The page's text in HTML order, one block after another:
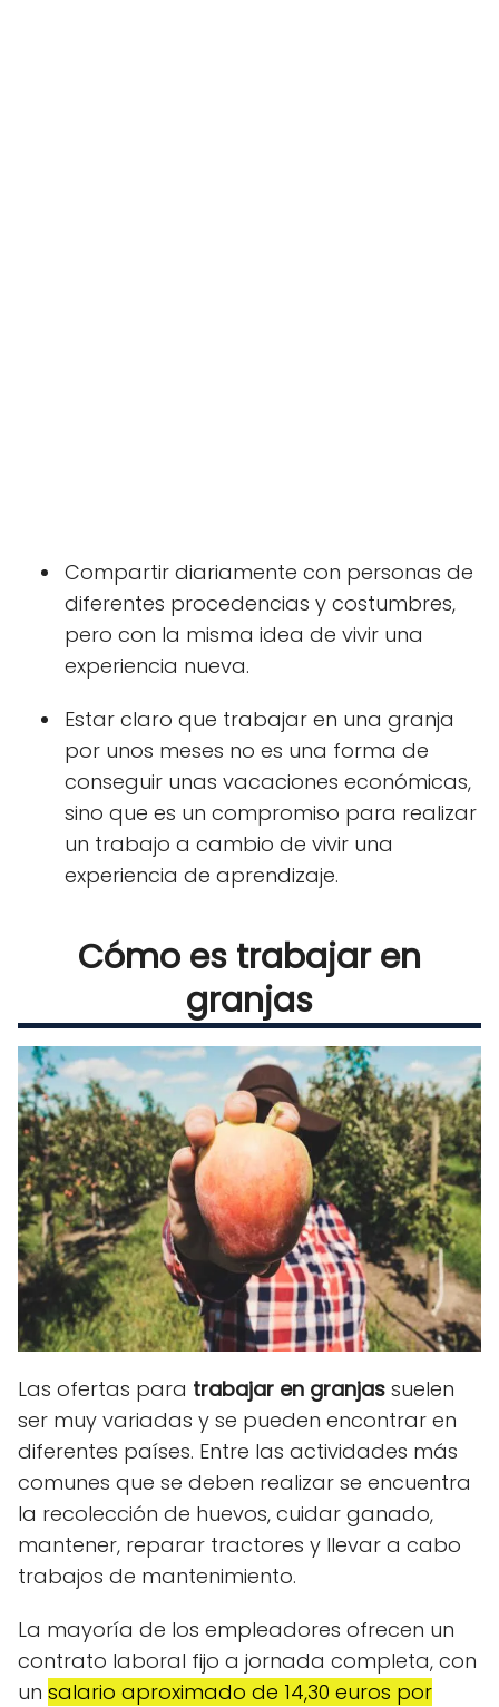
Compartir diariamente con personas de
diferentes procedencias y costumbres,
pero con la misma idea de vivir una
experiencia nueva.
Estar claro que trabajar en una granja
por unos meses no es una forma de
conseguir unas vacaciones económicas,
sino que es un compromiso para realizar
un trabajo a cambio de vivir una
experiencia de aprendizaje.
Cómo es trabajar en
granjas
Las ofertas para trabajar en granjas suelen
ser muy variadas y se pueden encontrar en
diferentes países. Entre las actividades más
comunes que se deben realizar se encuentra
la recolección de huevos, cuidar ganado,
mantener, reparar tractores y llevar a cabo
trabajos de mantenimiento.
La mayoría de los empleadores ofrecen un
contrato laboral fijo a jornada completa, con
un salario aproximado de 14,30 euros por